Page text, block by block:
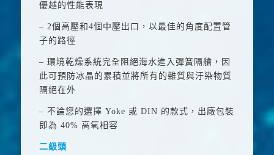
優越的性能表現
– 2個高壓和 4個中壓出口，以最佳的角度配置管
子的路徑
– 環境乾燥系統完全阻絕海水進入彈簧隔艙，因
此可預防冰晶的累積並將所有的雜質與汙染物質
隔絕在外
– 不論您的選擇 Yoke 或 DIN 的款式，出廠包裝
即為 40% 高氧相容
二級頭